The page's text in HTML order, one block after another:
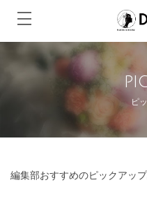
ピ
編集部おすすめのピックアッ